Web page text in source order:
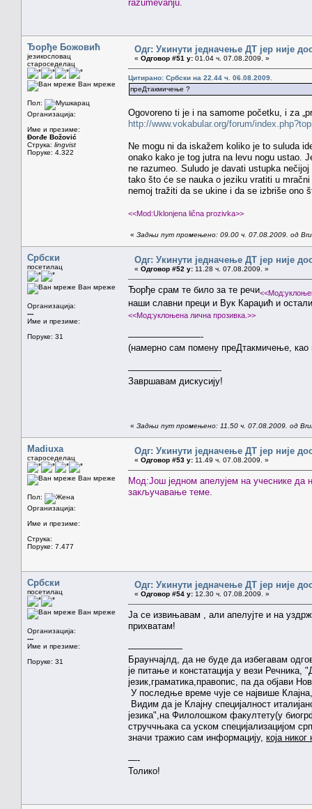
razumevanju.
Ђорђе Божовић
језикословац
староседелац
Ван мреже
Пол:
Организација:
Име и презиме:
Đorđe Božović
Струка: lingvist
Поруке: 4.322
Одг: Укинути једначење ДТ јер није
« Одговор #51 у: 01.04 ч. 07.08.2009. »
Цитирано: Србски на 22.44 ч. 06.08.2009.
преДтакмичење ?
Ogovoreno ti je i na samome početku, i za
http://www.vokabular.org/forum/
Ne mogu ni da iskažem koliko je to suluda
onako kako je tog jutra na levu nogu ustao.
ne razumeo. Suludo je davati ustupka
tako što će se nauka o jeziku vratiti u
nemoj tražiti da se ukine i da se izbriše ono
<<Mod:Uklonjena lična prozivka>>
« Задњи пут промењено: 09.00 ч. 07.08.2009. од
Србски
посетилац
Ван мреже
Организација:
---
Име и презиме:
Поруке: 31
Одг: Укинути једначење ДТ јер није
« Одговор #52 у: 11.28 ч. 07.08.2009. »
Ђорђе срам те било за те речи
наши славни преци и Вук Караџић и
<<Мод:уклоњена лична прозивка.>>
————————-
(намерно сам помену преДтакмичење, као
——————————-
Завршавам дискусију!
« Задњи пут промењено: 11.50 ч. 07.08.2009. од
Madiuxa
староседелац
Ван мреже
Пол:
Организација:
Име и презиме:
Струка:
Поруке: 7.477
Одг: Укинути једначење ДТ јер није
« Одговор #53 у: 11.49 ч. 07.08.2009. »
Мод:Још једном апелујем на учеснике да
закључавање теме.
Србски
посетилац
Ван мреже
Организација:
---
Име и презиме:
Поруке: 31
Одг: Укинути једначење ДТ јер није
« Одговор #54 у: 12.30 ч. 07.08.2009. »
Ја се извињавам , али апелујте и на
прихватам!
——————
Браунчајлд, да не буде да избегавам
је питање и констатација у вези
језик,граматика,правопис, па да објави
У последње време чује се највише
Видим да је Клајну специјалност
језика",на Филолошком факултету(у
струччњака са уском специјализацијом
значи тражио сам информацију, која
—-
Толико!